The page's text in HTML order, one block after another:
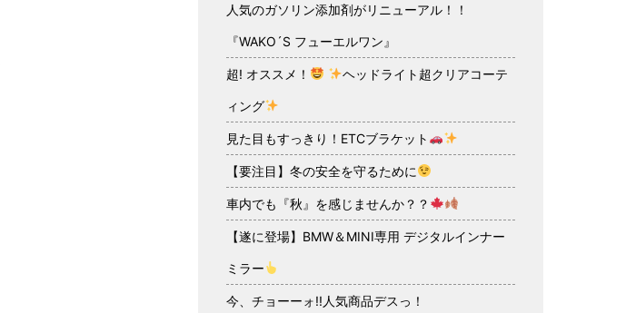
人気のガソリン添加剤がリニューアル！！
『WAKO´S フューエルワン』
超! オススメ！ ヘッドライト超クリアコーテ
ィング
見た目もすっきり！ETCブラケット
【要注目】冬の安全を守るために
車内でも『秋』を感じませんか？？
【遂に登場】BMW＆MINI専用 デジタルインナー
ミラー
今、チョーーォ!!人気商品デスっ！